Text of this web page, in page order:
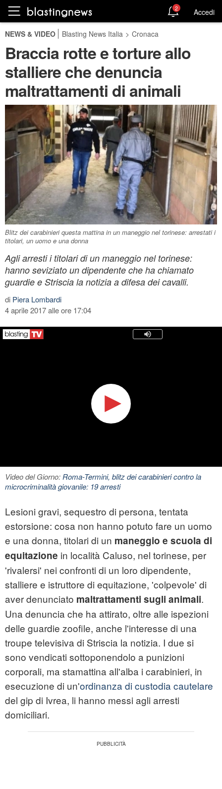
2 Accedi
NEWS & VIDEO Blasting News Italia > Cronaca
Braccia rotte e torture allo
stalliere che denuncia
maltrattamenti di animali
Blitz dei carabinieri questa mattina in un maneggio nel torinese: arrestati i
titolari, un uomo e una donna
Agli arresti i titolari di un maneggio nel torinese:
hanno seviziato un dipendente che ha chiamato
guardie e Striscia la notizia a difesa dei cavalli.
di Piera Lombardi
4 aprile 2017 alle ore 17:04
Video del Giorno:Roma-Termini, blitz dei carabinieri contro la
microcriminalità giovanile: 19 arresti
Lesioni gravi, sequestro di persona, tentata
estorsione: cosa non hanno potuto fare un uomo
e una donna, titolari di un maneggio e scuola di
equitazione in località Caluso, nel torinese, per
'rivalersi' nei confronti di un loro dipendente,
stalliere e istruttore di equitazione, 'colpevole' di
aver denunciato maltrattamenti sugli animali.
Una denuncia che ha attirato, oltre alle ispezioni
delle guardie zoofile, anche l'interesse di una
troupe televisiva di Striscia la notizia. I due si
sono vendicati sottoponendolo a punizioni
corporali, ma stamattina all'alba i carabinieri, in
esecuzione di un'ordinanza di custodia cautelare
del gip di Ivrea, li hanno messi agli arresti
domiciliari.